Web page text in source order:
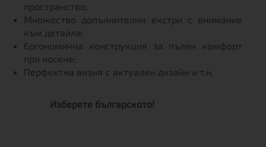
пространство;
Множество допълнителни екстри с внимание
към детайла;
Ергономична конструкция за пълен комфорт
при носене;
Перфектна визия с актуален дизайн и т.н.
Изберете българското!